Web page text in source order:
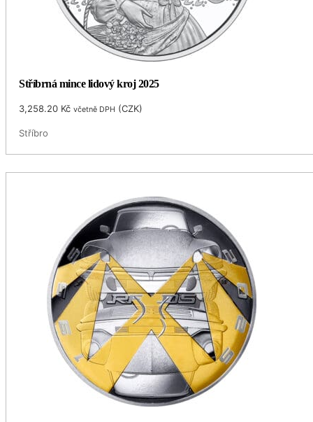
Stříbrná mince lidový kroj 2025
3,258.20 Kč včetně DPH (CZK)
Stříbro